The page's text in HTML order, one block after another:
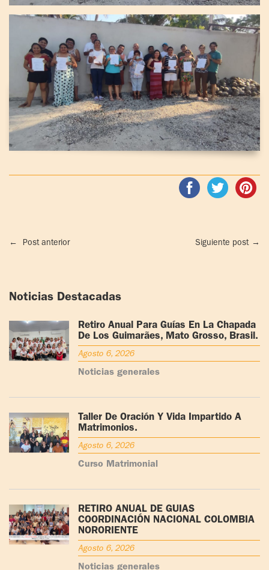
← Post anterior Siguiente post →
Noticias Destacadas
Retiro Anual Para Guías En La Chapada
De Los Guimarães, Mato Grosso, Brasil.
Agosto 6, 2026
Noticias generales
Taller De Oración Y Vida Impartido A
Matrimonios.
Agosto 6, 2026
Curso Matrimonial
RETIRO ANUAL DE GUÍAS
COORDINACIÓN NACIONAL COLOMBIA
NORORIENTE
Agosto 6, 2026
Noticias generales